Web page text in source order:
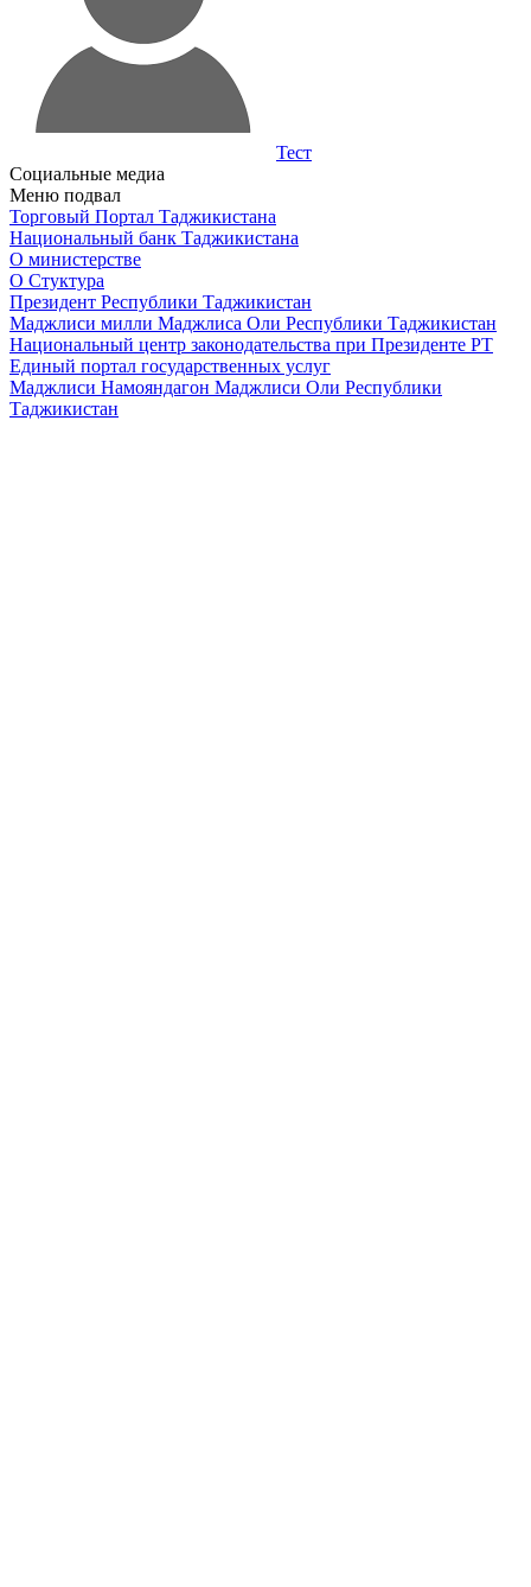
Тест
Социальные медиа
Меню подвал
Торговый Портал Таджикистана
Национальный банк Таджикистана
О министерстве
О Стуктура
Президент Республики Таджикистан
Маджлиси милли Маджлиса Оли Республики Таджикистан
Национальный центр законодательства при Президенте РТ
Единый портал государственных услуг
Маджлиси Намояндагон Маджлиси Оли Республики
Таджикистан